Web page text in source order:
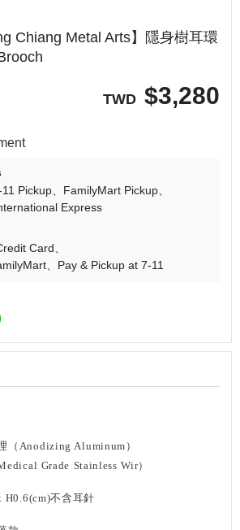
Chiang Metal Arts】隱身樹耳環
TWD $3,280
Pickup
FamilyMart Pickup
Express
Card
Pay & Pickup at 7-11
（ Anodizing Aluminum）
Grade Stainless Wir）
H0.6(cm)不含耳針